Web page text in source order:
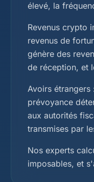
élevé, la
Revenus crypto
revenus de
génère des
de réception, et
Avoirs
prévoyance
aux autorités
transmises par
Nos experts
imposables, et